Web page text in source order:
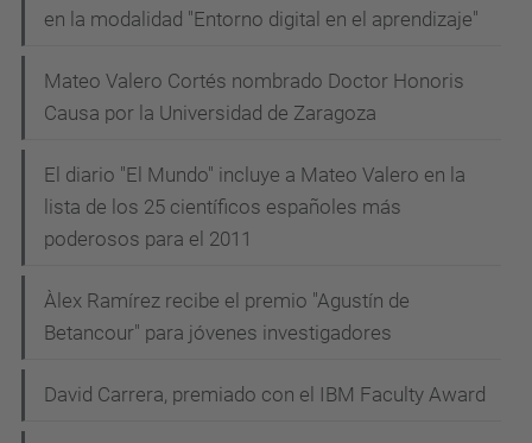
en la modalidad "Entorno digital en el aprendizaje"
Mateo Valero Cortés nombrado Doctor Honoris
Causa por la Universidad de Zaragoza
El diario "El Mundo" incluye a Mateo Valero en la
lista de los 25 científicos españoles más
poderosos para el 2011
Àlex Ramírez recibe el premio "Agustín de
Betancour" para jóvenes investigadores
David Carrera, premiado con el IBM Faculty Award